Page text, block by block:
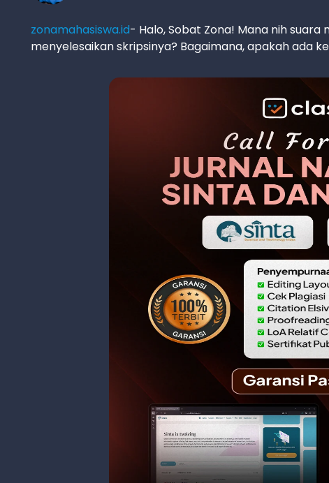
zonamahasiswa.id- Halo, Sobat Zona! Mana nih
menyelesaikan skripsinya? Bagaimana, apakah ada